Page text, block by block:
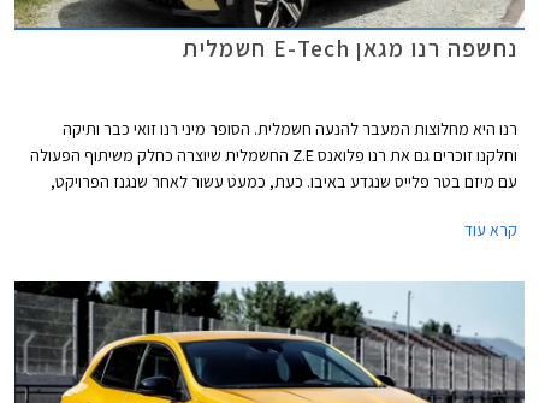
נחשפה רנו מגאן E-Tech חשמלית
רנו היא מחלוצות המעבר להנעה חשמלית. הסופר מיני רנו זואי כבר ותיקה
וחלקנו זוכרים גם את רנו פלואנס Z.E החשמלית שיוצרה כחלק משיתוף הפעולה
עם מיזם בטר פלייס שנגדע באיבו. כעת, כמעט עשור לאחר שנגנז הפרויקט,
מתייחסת לדגם החדש כמבשר המעבר ממכונית ככלי רכב למכונית כשירות
קרא עוד